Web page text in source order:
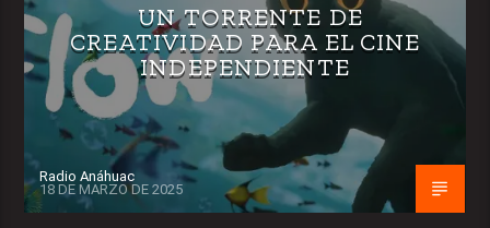
UN TORRENTE DE
CREATIVIDAD PARA EL CINE
INDEPENDIENTE
Radio Anáhuac
18 DE MARZO DE 2025